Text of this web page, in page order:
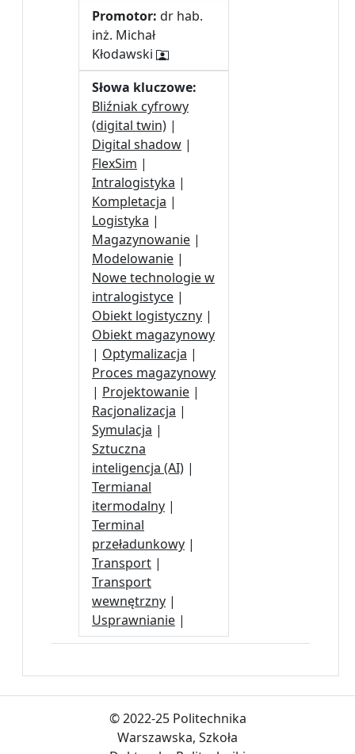
Promotor: dr hab.
inż. Michał
Kłodawski
Słowa kluczowe:
Bliźniak cyfrowy
(digital twin) |
Digital shadow |
FlexSim |
Intralogistyka |
Kompletacja |
Logistyka |
Magazynowanie |
Modelowanie |
Nowe technologie w
intralogistyce |
Obiekt logistyczny |
Obiekt magazynowy
| Optymalizacja |
Proces magazynowy
| Projektowanie |
Racjonalizacja |
Symulacja |
Sztuczna
inteligencja (AI) |
Termianal
itermodalny |
Terminal
przeładunkowy |
Transport |
Transport
wewnętrzny |
Usprawnianie |
© 2022-25 Politechnika
Warszawska, Szkoła